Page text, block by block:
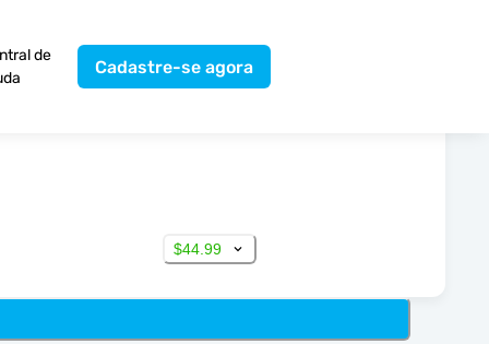
de
Cadastre-se agora
$44.99